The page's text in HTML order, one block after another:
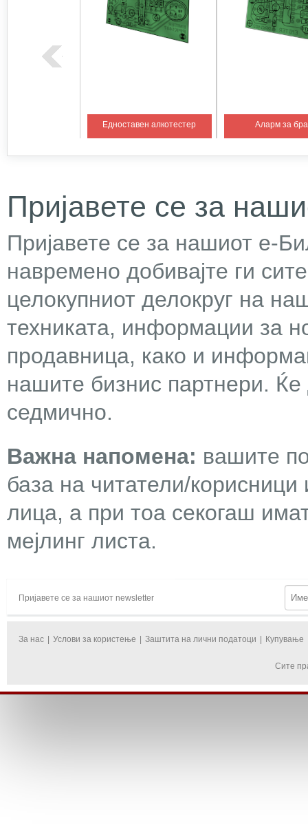
Едноставен алкотестер Аларм за
Пријавете се за
Пријавете се за нашиот е-
навремено добивајте ги
целокупниот делокруг на
техниката, информации за
продавница, како и
нашите бизнис партнери.
седмично.
Важна напомена: вашите
база на читатели/
лица, а при тоа секогаш
мејлинг листа.
Пријавете се за нашиот newsletter
За нас Услови за користење Заштита на лични податоци Купување
Сите